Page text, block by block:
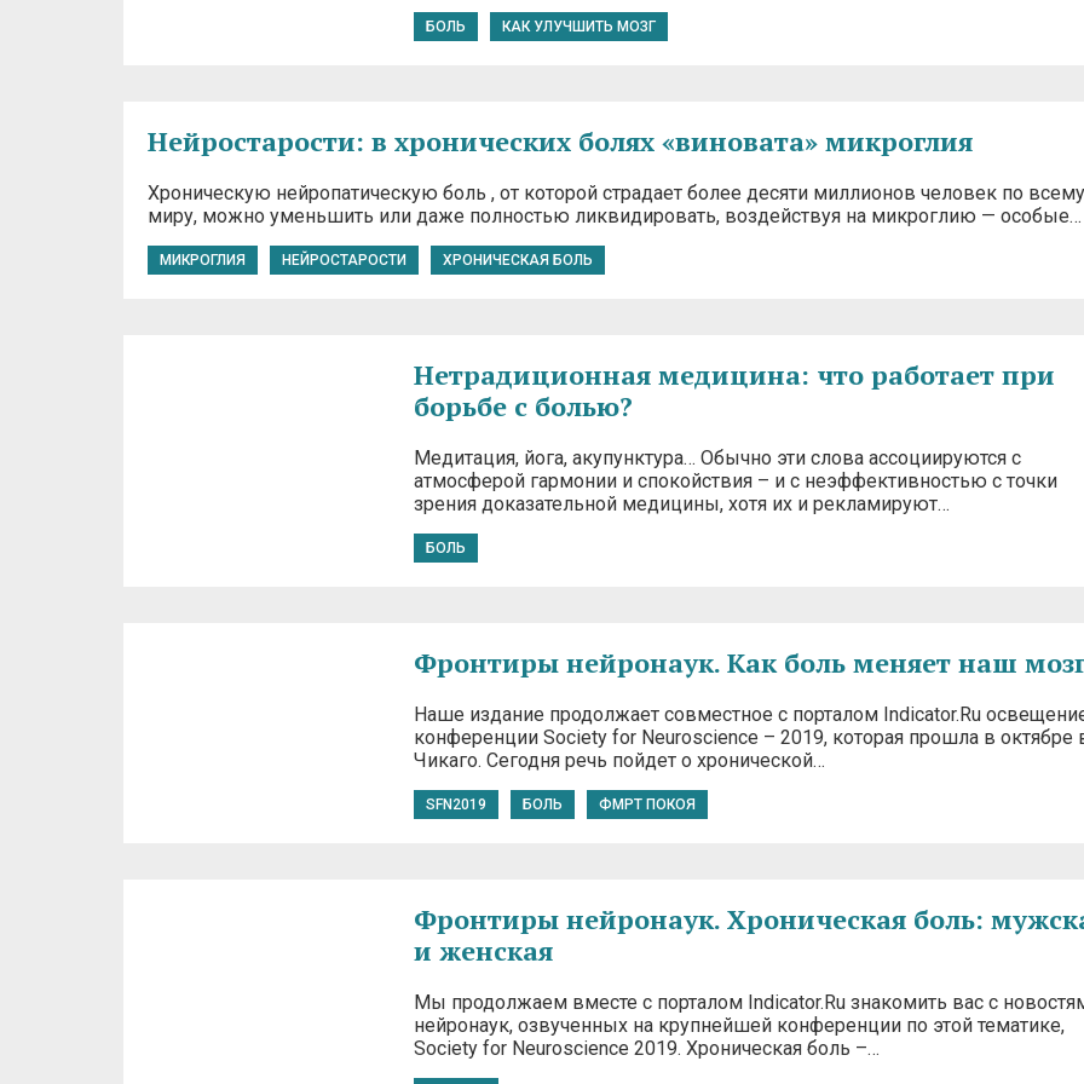
БОЛЬ КАК УЛУЧШИТЬ МОЗГ
Нейростарости: в хронических болях «виновата» микроглия
Хроническую нейропатическую боль , от которой страдает более десяти миллионов человек по всему
миру, можно уменьшить или даже полностью ликвидировать, воздействуя на микроглию — особые…
МИКРОГЛИЯ НЕЙРОСТАРОСТИ ХРОНИЧЕСКАЯ БОЛЬ
Нетрадиционная медицина: что работает при
борьбе с болью?
Медитация, йога, акупунктура… Обычно эти слова ассоциируются с
атмосферой гармонии и спокойствия – и с неэффективностью с точки
зрения доказательной медицины, хотя их и рекламируют…
БОЛЬ
Фронтиры нейронаук. Как боль меняет наш
Наше издание продолжает совместное с порталом Indicator.Ru
конференции Society for Neuroscience – 2019, которая прошла в октябре
Чикаго. Сегодня речь пойдет о хронической…
SFN2019 БОЛЬ ФМРТ ПОКОЯ
Фронтиры нейронаук. Хроническая боль:
и женская
Мы продолжаем вместе с порталом Indicator.Ru знакомить вас с
нейронаук, озвученных на крупнейшей конференции по этой тематике,
Society for Neuroscience 2019. Хроническая боль –…